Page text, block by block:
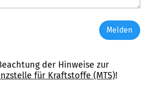
Melden
der Hinweise zur
für Kraftstoffe (MTS)!